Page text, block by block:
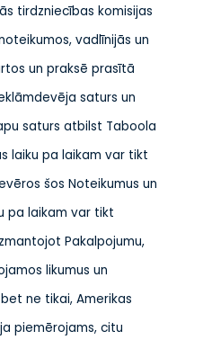
tirdzniecības komisijas
vadlīnijās un
un praksē prasītā
saturs un
saturs atbilst Taboola
laiku pa laikam var tikt
šos Noteikumus un
pa laikam var tikt
Pakalpojumu,
likumus un
ne tikai, Amerikas
piemērojams, citu